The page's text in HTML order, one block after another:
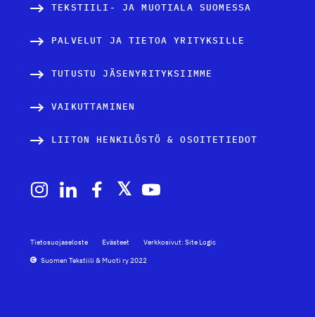
TEKSTIILI- JA MUOTIALA SUOMESSA
PALVELUT JA TIETOA YRITYKSILLE
TUTUSTU JÄSENYRITYKSIIMME
VAIKUTTAMINEN
LIITON HENKILÖSTÖ & OSOITETIEDOT
Tietosuojaseloste Evästeet
Verkkosivut: Site Logic
Suomen Tekstiili & Muoti ry 2022